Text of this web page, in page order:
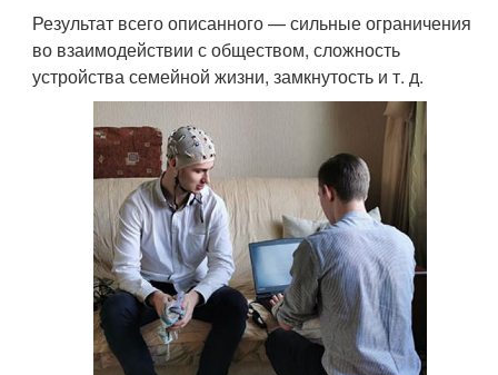
Результат всего описанного — сильные ограничения
во взаимодействии с обществом, сложность
устройства семейной жизни, замкнутость и т. д.